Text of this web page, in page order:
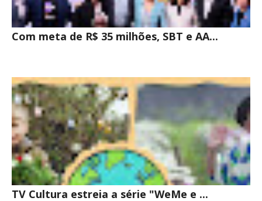
Com meta de R$ 35 milhões, SBT e AA...
TV Cultura estreia a série "WeMe e ...